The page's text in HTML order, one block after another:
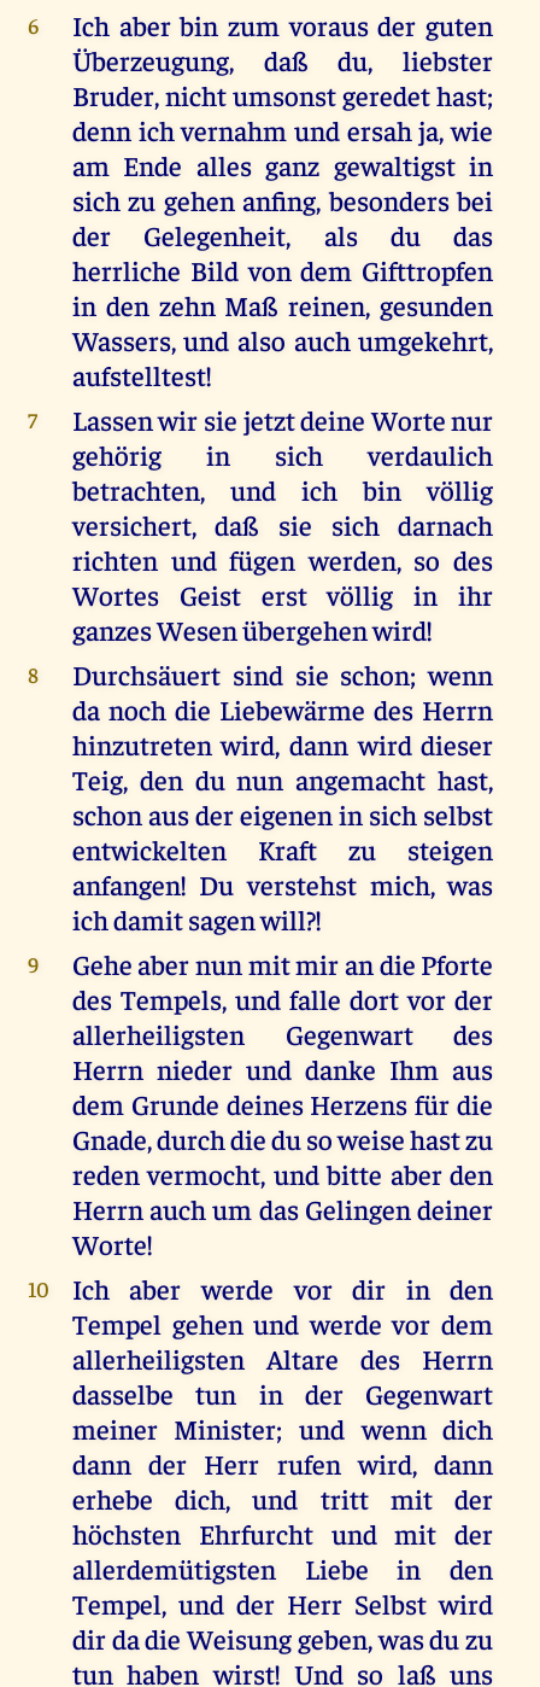
6
Ich aber bin zum voraus der guten
Überzeugung, daß du, liebster
Bruder, nicht umsonst geredet hast;
denn ich vernahm und ersah ja, wie
am Ende alles ganz gewaltigst in
sich zu gehen anfing, besonders bei
der Gelegenheit, als du das
herrliche Bild von dem Gifttropfen
in den zehn Maß reinen, gesunden
Wassers, und also auch umgekehrt,
aufstelltest!
7
Lassen wir sie jetzt deine Worte nur
gehörig in sich verdaulich
betrachten, und ich bin völlig
versichert, daß sie sich darnach
richten und fügen werden, so des
Wortes Geist erst völlig in ihr
ganzes Wesen übergehen wird!
8
Durchsäuert sind sie schon; wenn
da noch die Liebewärme des Herrn
hinzutreten wird, dann wird dieser
Teig, den du nun angemacht hast,
schon aus der eigenen in sich selbst
entwickelten Kraft zu steigen
anfangen! Du verstehst mich, was
ich damit sagen will?!
9
Gehe aber nun mit mir an die Pforte
des Tempels, und falle dort vor der
allerheiligsten Gegenwart des
Herrn nieder und danke Ihm aus
dem Grunde deines Herzens für die
Gnade, durch die du so weise hast zu
reden vermocht, und bitte aber den
Herrn auch um das Gelingen deiner
Worte!
10
Ich aber werde vor dir in den
Tempel gehen und werde vor dem
allerheiligsten Altare des Herrn
dasselbe tun in der Gegenwart
meiner Minister; und wenn dich
dann der Herr rufen wird, dann
erhebe dich, und tritt mit der
höchsten Ehrfurcht und mit der
allerdemütigsten Liebe in den
Tempel, und der Herr Selbst wird
dir da die Weisung geben, was du zu
tun haben wirst! Und so laß uns